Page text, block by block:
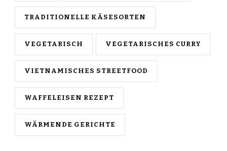
TRADITIONELLE KÄSESORTEN
VEGETARISCH VEGETARISCHES CURRY
VIETNAMISCHES STREETFOOD
WAFFELEISEN REZEPT
WÄRMENDE GERICHTE